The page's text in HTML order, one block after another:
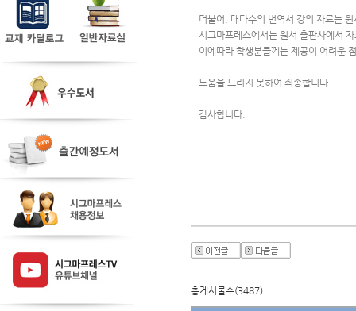
더불어, 대다수의 번역서 강의 자료는
시그마프레스에서는 원서 출판사에서
이에따라 학생분들께는 제공이 어려운
도움을 드리지 못하여 죄송합니다.
감사합니다.
총게시물수(3487)